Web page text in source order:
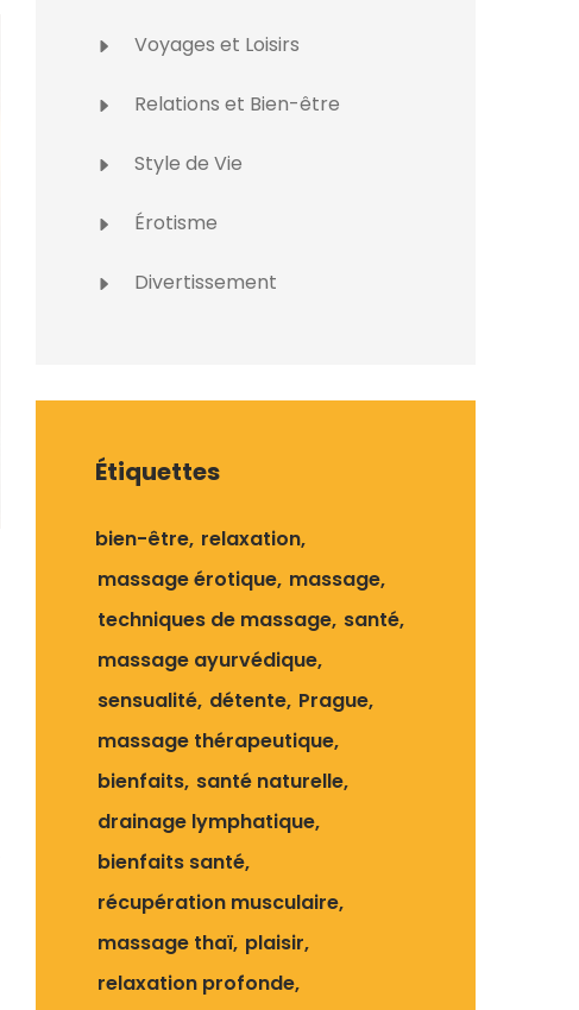
Voyages et Loisirs
Relations et Bien-être
Style de Vie
Érotisme
Divertissement
Étiquettes
bien-être relaxation
massage érotique massage
techniques de massage santé
massage ayurvédique
sensualité détente Prague
massage thérapeutique
bienfaits santé naturelle
drainage lymphatique
bienfaits santé
récupération musculaire
massage thaï plaisir
relaxation profonde